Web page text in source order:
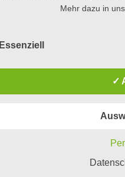
Mehr dazu in
Essenziell
✓